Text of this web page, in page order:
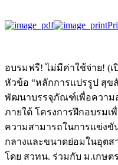
อบรมฟรี! ไม่มีค่าใช้จ่าย! (
หัวข้อ “หลักการแปรรูป สุ
พัฒนาบรรจุภัณฑ์เพื่อความส
ภายใต้ โครงการฝึกอบรมเ
ความสามารถในการแข่ง
กลางและขนาดย่อมในอุตส
โดย สวทน. ร่วมกับ ม.เกษต